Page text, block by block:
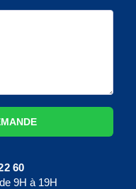
60
9H à 19H